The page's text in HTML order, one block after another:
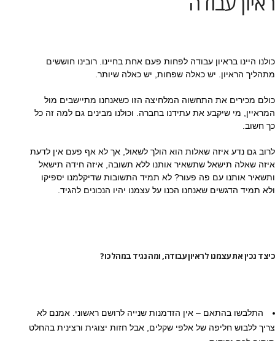
כולנו היינו בראיון עבודה לפחות פעם אחת בחיינו. רובינו חוששים
מתהליך הראיון. יש כאלה שפחות, יש כאלה שיותר.
כולם מכירים את התחשוה המלחיצה הזו כשאנחנו מתיישבים מול
המראיין, מי שיקבע את עתידנו בחברה. וכולנו מבינים גם למה זה כל
כך חשוב.
לרוב גם נדע איזה שאלות הוא הולך לשאול, אך לא אף פעם אין לדעת
איזה שאלה תישאל שתשאיר אותנו ללא תשובה, איזה חידה תישאל
ותשאיר אותנו עם פה פעור? לא תמיד התשובות שדיקלמנו יספיקו
ולא תמיד הדגשים שאנחנו הכנו על עצמנו יהיו הנכונים להגיד.
כיצד נכין את עצמנו לראיון עבודה, ומה נגיד במהלכו?
התלבשו בהתאם – אין הזדמנות שנייה לרושם ראשוני. אמנם לא
צריך ללבוש חליפה של אלפי שקלים, אבל חזות יצוגית ורצינית בהחלט